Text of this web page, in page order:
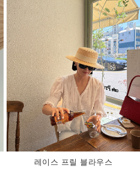
레이스 프릴 블라우스